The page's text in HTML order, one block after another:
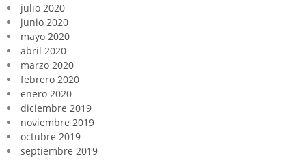
julio 2020
junio 2020
mayo 2020
abril 2020
marzo 2020
febrero 2020
enero 2020
diciembre 2019
noviembre 2019
octubre 2019
septiembre 2019